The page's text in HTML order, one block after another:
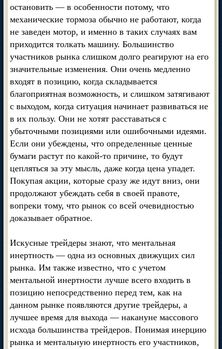
остановить — в особенности потому, что
механические тормоза обычно не работают, когда
не заведен мотор, и именно в таких случаях вам
приходится толкать машину. Большинство
участников рынка слишком долго реагируют на его
значительные изменения. Они очень медленно
входят в позицию, когда складывается
благоприятная возможность, и слишком затягивают
с выходом, когда ситуация начинает развиваться не
в их пользу. Они не хотят расставаться с
убыточными позициями или ошибочными идеями.
Если они убеждены, что определенные ценные
бумаги растут по какой-то причине, то будут
цепляться за эту мысль, даже когда цена упадет.
Покупая акции, которые сразу же идут вниз, они
продолжают убеждать себя в своей правоте,
вопреки тому, что рынок со всей очевидностью
доказывает обратное.
Искусные трейдеры знают, что ментальная
инертность — одна из основных движущих сил
рынка. Им также известно, что с учетом
ментальной инертности лучше всего входить в
позицию непосредственно перед тем, как на
данном рынке появляются другие трейдеры, а
лучшее время для выхода — накануне массового
исхода большинства трейдеров. Понимая инерцию
рынка и ментальную инертность его участников,